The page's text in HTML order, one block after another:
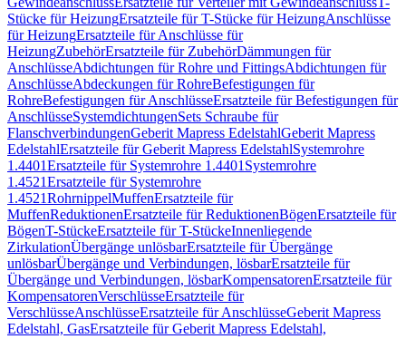
Stücke für HeizungErsatzteile für T-Stücke für HeizungAnschlüsse
für HeizungErsatzteile für Anschlüsse für
HeizungZubehörErsatzteile für ZubehörDämmungen für
AnschlüsseAbdichtungen für Rohre und FittingsAbdichtungen für
AnschlüsseAbdeckungen für RohreBefestigungen für
RohreBefestigungen für AnschlüsseErsatzteile für Befestigungen für
AnschlüsseSystemdichtungenSets Schraube für
FlanschverbindungenGeberit Mapress EdelstahlGeberit Mapress
EdelstahlErsatzteile für Geberit Mapress EdelstahlSystemrohre
1.4401Ersatzteile für Systemrohre 1.4401 Systemrohre
1.4521Ersatzteile für Systemrohre
1.4521RohrnippelMuffenErsatzteile für
MuffenReduktionenErsatzteile für ReduktionenBögenErsatzteile für
BögenT-StückeErsatzteile für T-StückeInnenliegende
ZirkulationÜbergänge unlösbarErsatzteile für Übergänge
unlösbarÜbergänge und Verbindungen, lösbarErsatzteile für
Übergänge und Verbindungen, lösbarKompensatorenErsatzteile für
KompensatorenVerschlüsseErsatzteile für
VerschlüsseAnschlüsseErsatzteile für AnschlüsseGeberit Mapress
Edelstahl, GasErsatzteile für Geberit Mapress Edelstahl,